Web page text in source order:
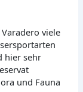
viele
hier sehr
und Fauna